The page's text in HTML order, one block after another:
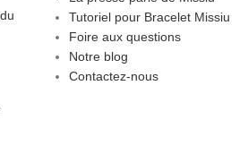
Tutoriel pour Bracelet Missiu
Foire aux questions
Notre blog
Contactez-nous